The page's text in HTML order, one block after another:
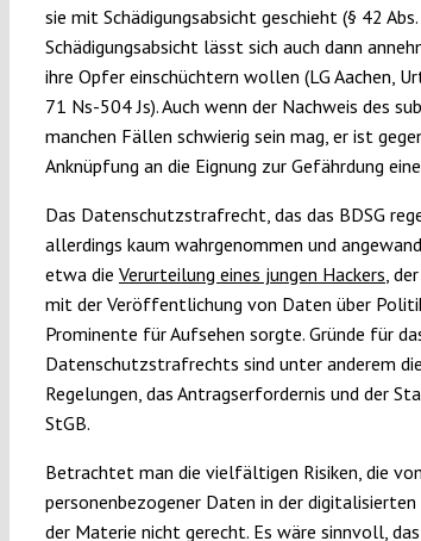
sie mit Schädigungsabsicht geschieht (§ 42 Abs.
Schädigungsabsicht lässt sich auch dann
ihre Opfer einschüchtern wollen (LG Aachen,
71 Ns-504 Js). Auch wenn der Nachweis des
manchen Fällen schwierig sein mag, er ist
Anknüpfung an die Eignung zur Gefährdung
Das Datenschutzstrafrecht, das das BDSG
allerdings kaum wahrgenommen und
etwa die Verurteilung eines jungen Hackers ,
mit der Veröffentlichung von Daten über
Prominente für Aufsehen sorgte. Gründe für
Datenschutzstrafrechts sind unter anderem
Regelungen, das Antragserfordernis und der
StGB.
Betrachtet man die vielfältigen Risiken, die
personenbezogener Daten in der digitalisierten
der Materie nicht gerecht. Es wäre sinnvoll,